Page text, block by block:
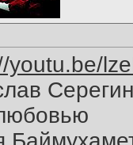
youtu.be/